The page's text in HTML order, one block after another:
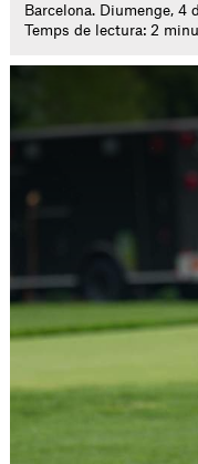
Barcelona. Diumenge, 4
Temps de lectura: 2